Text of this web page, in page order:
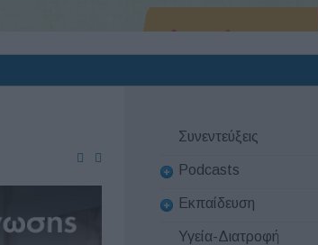
Συνεντεύξεις
Podcasts
Εκπαίδευση
Υγεία-Διατροφή